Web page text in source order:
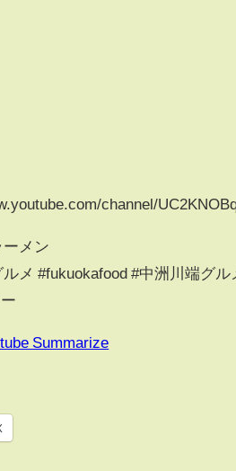
channel/
ーメン
メ #fukuokafood #中洲川端グ
Summarize